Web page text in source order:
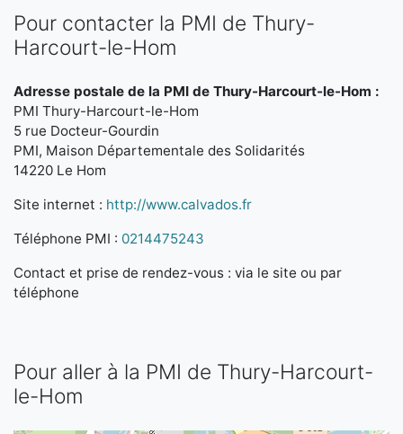
Pour contacter la PMI de Thury-
Harcourt-le-Hom
Adresse postale de la PMI de Thury-Harcourt-le-Hom :
PMI Thury-Harcourt-le-Hom
5 rue Docteur-Gourdin
PMI, Maison Départementale des Solidarités
14220 Le Hom
Site internet : http://www.calvados.fr
Téléphone PMI : 0214475243
Contact et prise de rendez-vous : via le site ou par
téléphone
Pour aller à la PMI de Thury-Harcourt-
le-Hom